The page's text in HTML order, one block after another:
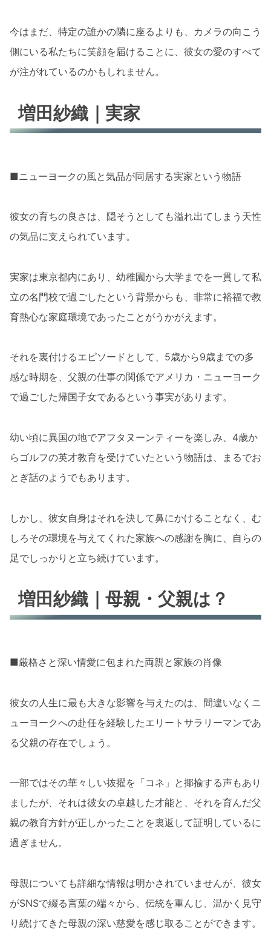
今はまだ、特定の誰かの隣に座るよりも、カメラの向こう
側にいる私たちに笑顔を届けることに、彼女の愛のすべて
が注がれているのかもしれません。
増田紗織｜実家
■ニューヨークの風と気品が同居する実家という物語
彼女の育ちの良さは、隠そうとしても溢れ出てしまう天性
の気品に支えられています。
実家は東京都内にあり、幼稚園から大学までを一貫して私
立の名門校で過ごしたという背景からも、非常に裕福で教
育熱心な家庭環境であったことがうかがえます。
それを裏付けるエピソードとして、5歳から9歳までの多
感な時期を、父親の仕事の関係でアメリカ・ニューヨーク
で過ごした帰国子女であるという事実があります。
幼い頃に異国の地でアフタヌーンティーを楽しみ、4歳か
らゴルフの英才教育を受けていたという物語は、まるでお
とぎ話のようでもあります。
しかし、彼女自身はそれを決して鼻にかけることなく、む
しろその環境を与えてくれた家族への感謝を胸に、自らの
足でしっかりと立ち続けています。
増田紗織｜母親・父親は？
■厳格さと深い情愛に包まれた両親と家族の肖像
彼女の人生に最も大きな影響を与えたのは、間違いなくニ
ューヨークへの赴任を経験したエリートサラリーマンであ
る父親の存在でしょう。
一部ではその華々しい抜擢を「コネ」と揶揄する声もあり
ましたが、それは彼女の卓越した才能と、それを育んだ父
親の教育方針が正しかったことを裏返して証明しているに
過ぎません。
母親についても詳細な情報は明かされていませんが、彼女
がSNSで綴る言葉の端々から、伝統を重んじ、温かく見守
り続けてきた母親の深い慈愛を感じ取ることができます。